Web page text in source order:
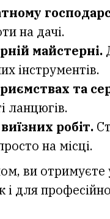
на дачі.
майстерні.
інструментів.
та
ланцюгів.
робіт.
на місці.
ви отримуєте
і для